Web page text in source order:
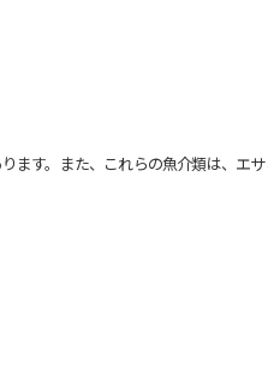
す。また、これらの魚介類は、エサ